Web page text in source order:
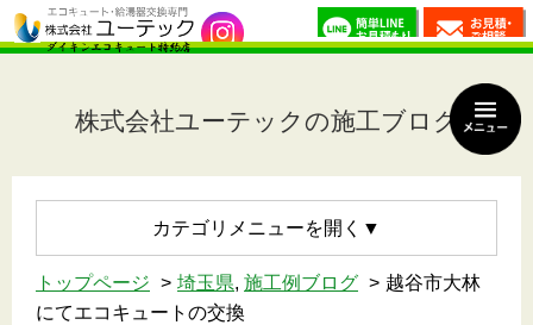
株式会社ユーテックの施工ブログ
カテゴリメニュー
トップページ 埼玉県, 施工例ブログ
越谷市大林
にてエコキュートの交換